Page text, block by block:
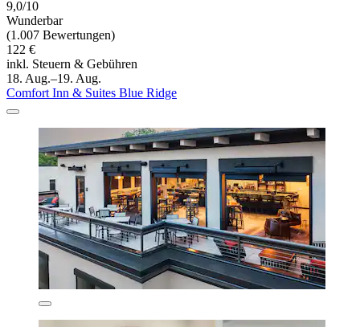
9,0/10
Wunderbar
(1.007 Bewertungen)
122 €
inkl. Steuern & Gebühren
18. Aug.–19. Aug.
Comfort Inn & Suites Blue Ridge